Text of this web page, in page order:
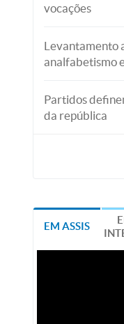
vocações
Levantamento
analfabetismo
Partidos
da república
EM ASSIS